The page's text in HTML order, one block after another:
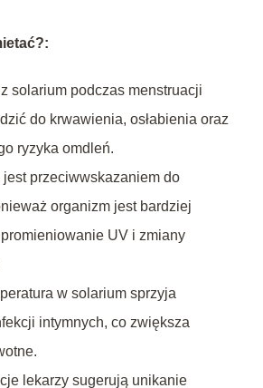
solarium podczas menstruacji
do krwawienia, osłabienia oraz
ryzyka omdleń.
jest przeciwwskazaniem do
organizm jest bardziej
UV i zmiany
w solarium sprzyja
intymnych, co zwiększa
lekarzy sugerują unikanie